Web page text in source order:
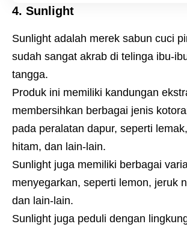
4. Sunlight
Sunlight adalah merek sabun cuci
sudah sangat akrab di telinga ibu-
tangga.
Produk ini memiliki kandungan
membersihkan berbagai jenis
pada peralatan dapur, seperti
hitam, dan lain-lain.
Sunlight juga memiliki berbagai
menyegarkan, seperti lemon, jeruk
dan lain-lain.
Sunlight juga peduli dengan